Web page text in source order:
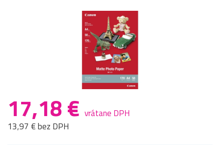
17,18 € vrátane DPH
13,97 € bez DPH